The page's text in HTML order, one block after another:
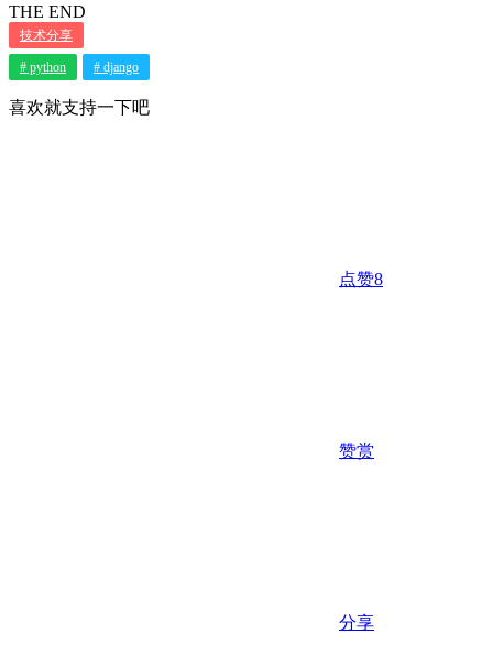
THE END
技术分享
# python # django
喜欢就支持一下吧
点赞8
赞赏
分享